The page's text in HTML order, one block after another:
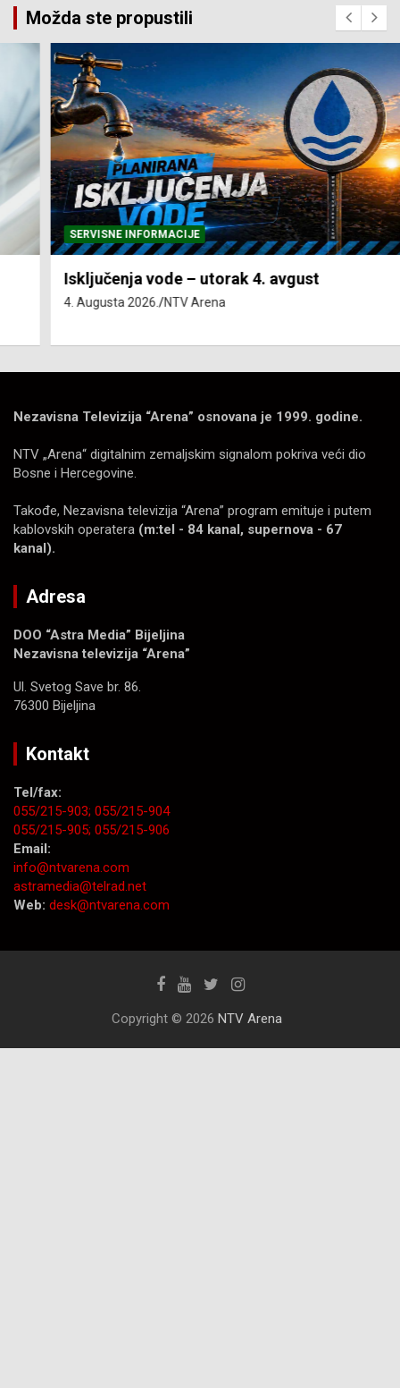
Možda ste propustili
SERVISNE INFORMACIJE
Isključenja vode – utorak 4. avgust
4. Augusta 2026. NTV Arena
Nezavisna Televizija “Arena” osnovana je 1999. godine.
NTV „Arena“ digitalnim zemaljskim signalom pokriva veći dio
Bosne i Hercegovine.
Takođe, Nezavisna televizija “Arena” program emituje i putem
kablovskih operatera (m:tel - 84 kanal, supernova - 67
kanal).
Adresa
DOO “Astra Media” Bijeljina
Nezavisna televizija “Arena”
Ul. Svetog Save br. 86.
76300 Bijeljina
Kontakt
Tel/fax:
055/215-903; 055/215-904
055/215-905; 055/215-906
Email:
info@ntvarena.com
astramedia@telrad.net
Web: desk@ntvarena.com
Copyright © 2026 NTV Arena